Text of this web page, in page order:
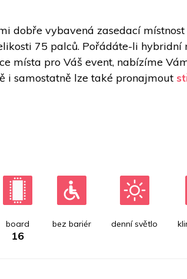
dobře vybavená zasedací
75 palců. Pořádáte-li
místa pro Váš event, nabízíme
i samostatně lze také pronajmout
board
16
bez bariér denní světlo